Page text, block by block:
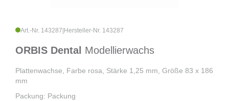
Art.-Nr. 143287 Hersteller-Nr. 143287
ORBIS Dental Modellierwachs
Plattenwachse, Farbe rosa, Stärke 1,25 mm, Größe 83 x 186
mm
Packung: Packung